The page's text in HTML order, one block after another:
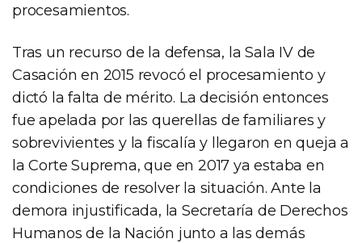
procesamientos.
Tras un recurso de la defensa, la Sala IV de
Casación en 2015 revocó el procesamiento y
dictó la falta de mérito. La decisión entonces
fue apelada por las querellas de familiares y
sobrevivientes y la fiscalía y llegaron en queja a
la Corte Suprema, que en 2017 ya estaba en
condiciones de resolver la situación. Ante la
demora injustificada, la Secretaría de Derechos
Humanos de la Nación junto a las demás